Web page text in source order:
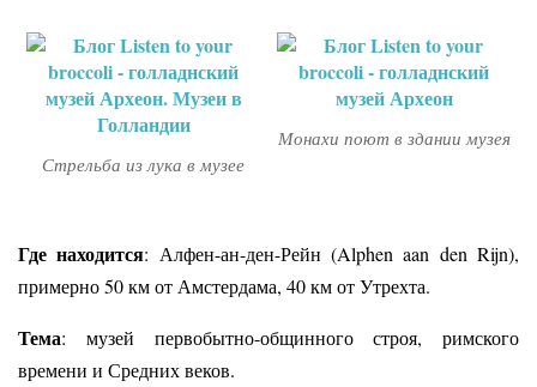
Стрельба из лука в музее
Монахи поют в здании музея
Где находится: Алфен-ан-ден-Рейн (Alphen aan den Rijn),
примерно 50 км от Амстердама, 40 км от Утрехта.
Тема: музей первобытно-общинного строя, римского
времени и Средних веков.